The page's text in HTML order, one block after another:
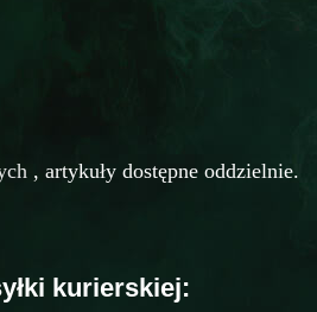
, artykuły dostępne oddzielnie.
kurierskiej: